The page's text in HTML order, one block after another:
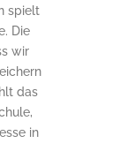
spielt
Die
wir
das
in